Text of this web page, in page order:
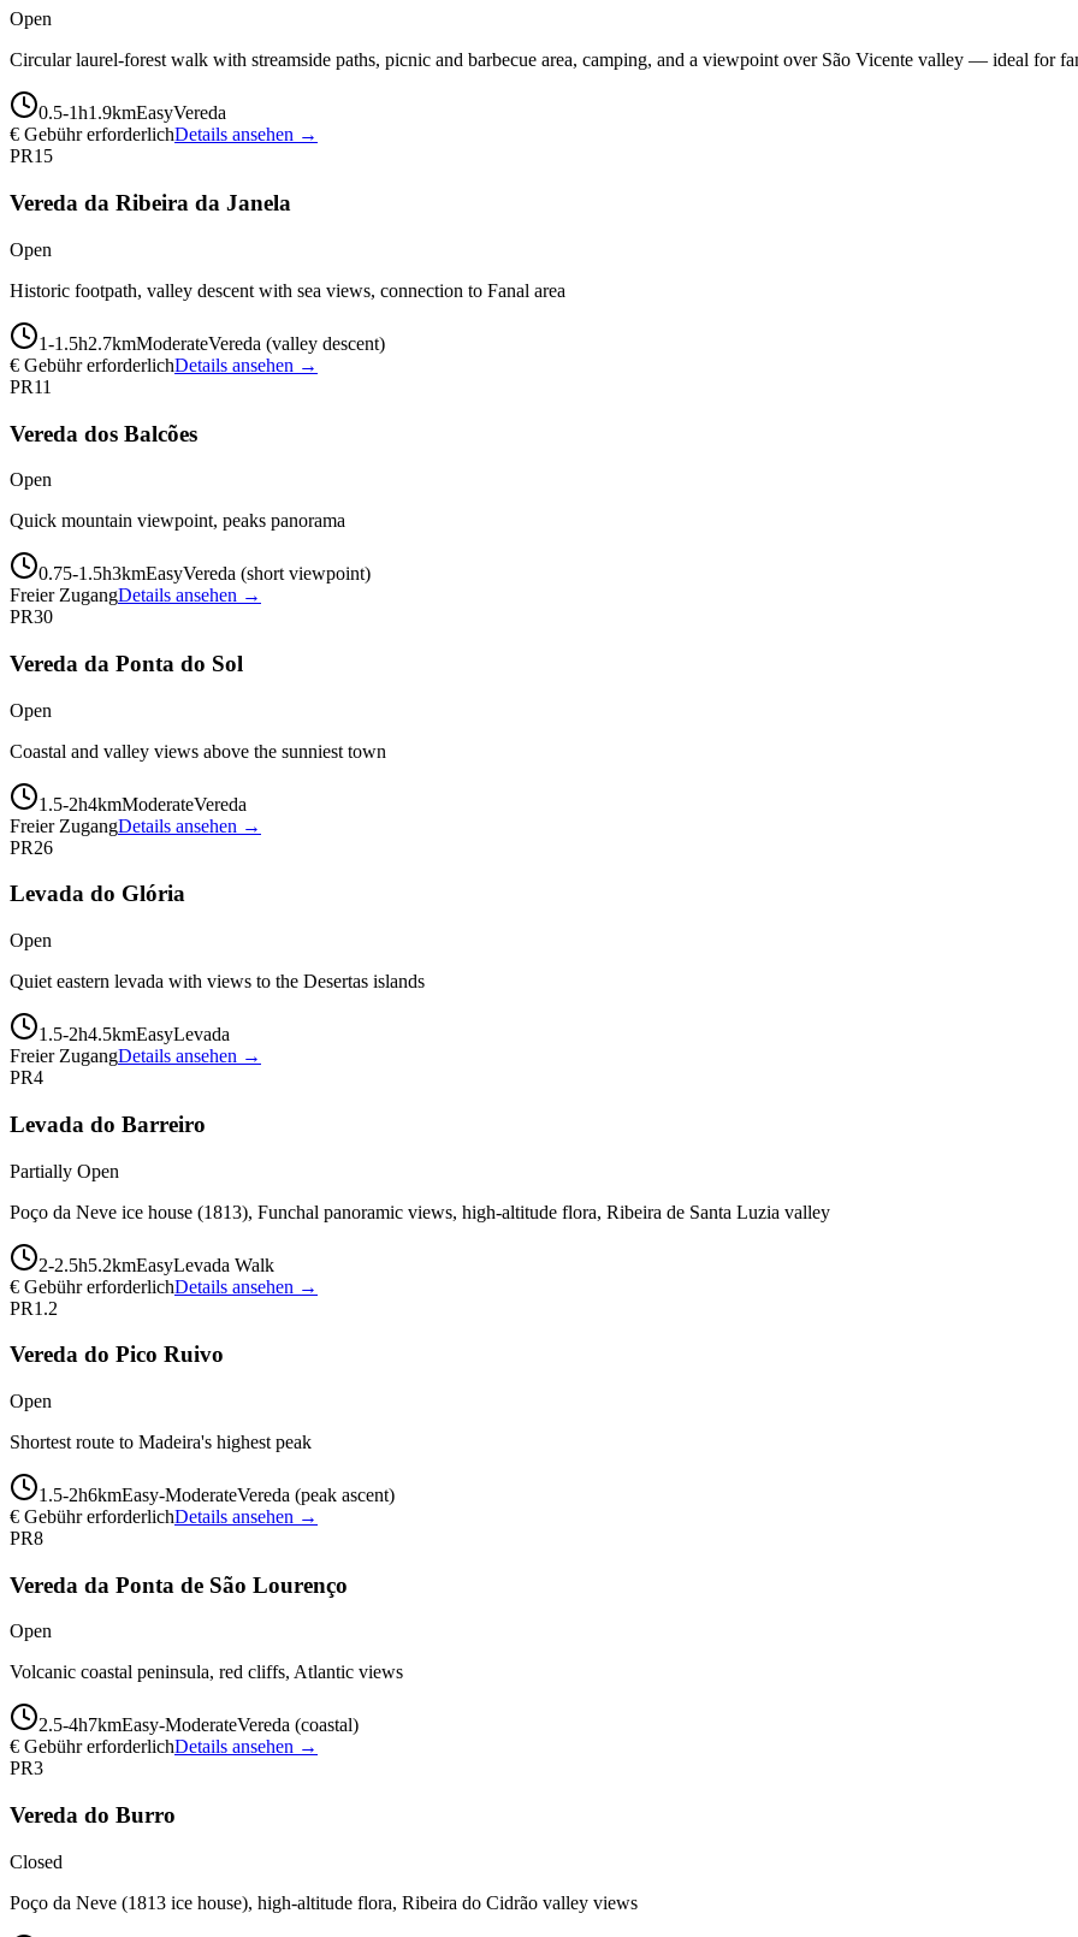
Open
Circular laurel-forest walk with streamside paths, picnic and barbecue area, camping, and a viewpoint over São Vicente valley — ideal for
0.5-1h1.9kmEasyVereda
€ Gebühr erforderlichDetails ansehen →
PR15
Vereda da Ribeira da Janela
Open
Historic footpath, valley descent with sea views, connection to Fanal area
1-1.5h2.7kmModerateVereda (valley descent)
€ Gebühr erforderlichDetails ansehen →
PR11
Vereda dos Balcões
Open
Quick mountain viewpoint, peaks panorama
0.75-1.5h3kmEasyVereda (short viewpoint)
Freier ZugangDetails ansehen →
PR30
Vereda da Ponta do Sol
Open
Coastal and valley views above the sunniest town
1.5-2h4kmModerateVereda
Freier ZugangDetails ansehen →
PR26
Levada do Glória
Open
Quiet eastern levada with views to the Desertas islands
1.5-2h4.5kmEasyLevada
Freier ZugangDetails ansehen →
PR4
Levada do Barreiro
Partially Open
Poço da Neve ice house (1813), Funchal panoramic views, high-altitude flora, Ribeira de Santa Luzia valley
2-2.5h5.2kmEasyLevada Walk
€ Gebühr erforderlichDetails ansehen →
PR1.2
Vereda do Pico Ruivo
Open
Shortest route to Madeira's highest peak
1.5-2h6kmEasy-ModerateVereda (peak ascent)
€ Gebühr erforderlichDetails ansehen →
PR8
Vereda da Ponta de São Lourenço
Open
Volcanic coastal peninsula, red cliffs, Atlantic views
2.5-4h7kmEasy-ModerateVereda (coastal)
€ Gebühr erforderlichDetails ansehen →
PR3
Vereda do Burro
Closed
Poço da Neve (1813 ice house), high-altitude flora, Ribeira do Cidrão valley views